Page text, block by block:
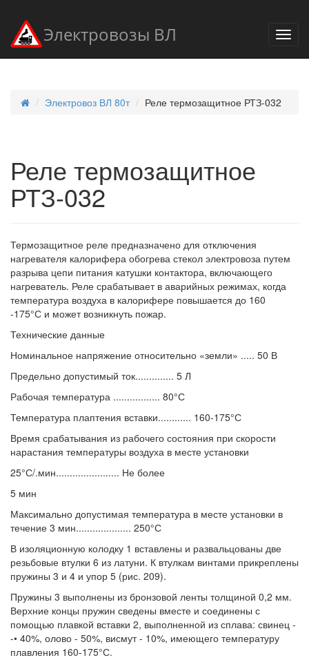
Электровозы ВЛ
Электровоз ВЛ 80т Реле термозащитное РТЗ-032
Реле термозащитное
РТЗ-032
Термозащитное реле предназначено для отключения
нагревателя калорифера обогрева стекол электровоза путем
разрыва цепи питания катушки контактора, включающего
нагреватель. Реле срабатывает в аварийных режимах, когда
температура воздуха в калорифере повышается до 160
-175°С и может возникнуть пожар.
Технические данные
Номинальное напряжение относительно «земли» ..... 50 В
Предельно допустимый ток.............. 5 Л
Рабочая температура ................. 80°С
Температура плаптения вставки............ 160-175°С
Время срабатывания из рабочего состояния при скорости
нарастания температуры воздуха в месте установки
25°С/.мин....................... Не более
5 мин
Максимально допустимая температура в месте установки в
течение 3 мин.................... 250°С
В изоляционную колодку 1 вставлены и развальцованы две
резьбовые втулки 6 из латуни. К втулкам винтами прикреплены
пружины 3 и 4 и упор 5 (рис. 209).
Пружины 3 выполнены из бронзовой ленты толщиной 0,2 мм.
Верхние концы пружин сведены вместе и соединены с
помощью плавкой вставки 2, выполненной из сплава: свинец -
-• 40%, олово - 50%, висмут - 10%, имеющего температуру
плавления 160-175°С.